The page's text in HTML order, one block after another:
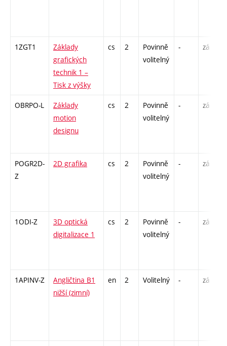
1ZGT1
Základy
grafických
technik 1 –
Tisk z výšky
cs 2
Povinně
volitelný
- zá
OBRPO-L
Základy
motion
designu
cs 2
Povinně
volitelný
- zá
POGR2D-
Z
2D grafika cs 2
Povinně
volitelný
- zá
1ODI-Z
3D optická
digitalizace 1
cs 2
Povinně
volitelný
- zá
1APINV-Z
Angličtina B1
nižší (zimní)
en 2 Volitelný - zá